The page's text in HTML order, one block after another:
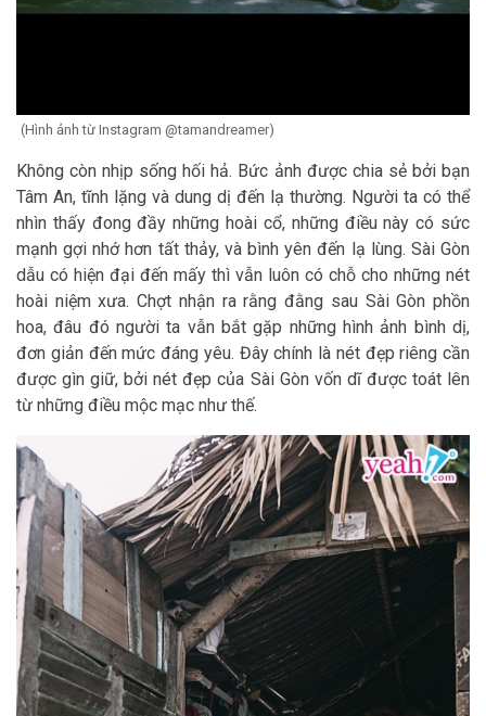
(Hình ảnh từ Instagram @tamandreamer)
Không còn nhịp sống hối hả. Bức ảnh được chia sẻ bởi bạn
Tâm An, tĩnh lặng và dung dị đến lạ thường. Người ta có thể
nhìn thấy đong đầy những hoài cổ, những điều này có sức
mạnh gợi nhớ hơn tất thảy, và bình yên đến lạ lùng. Sài Gòn
dẫu có hiện đại đến mấy thì vẫn luôn có chỗ cho những nét
hoài niệm xưa. Chợt nhận ra rằng đằng sau Sài Gòn phồn
hoa, đâu đó người ta vẫn bắt gặp những hình ảnh bình dị,
đơn giản đến mức đáng yêu. Đây chính là nét đẹp riêng cần
được gìn giữ, bởi nét đẹp của Sài Gòn vốn dĩ được toát lên
từ những điều mộc mạc như thế.